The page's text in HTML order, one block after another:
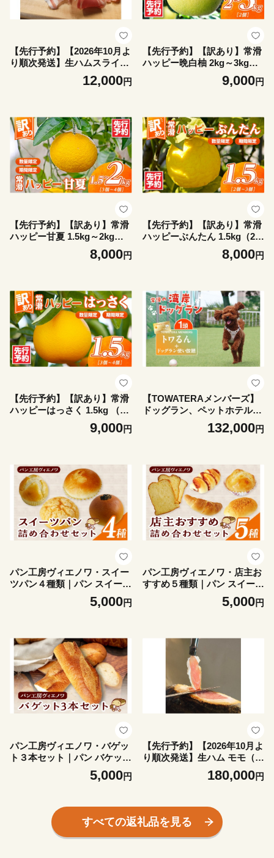
【先行予約】【2026年10月よ
り順次発送】生ハムスライス
《50g×3パック》ハモンテン
パク【長期熟成9ヵ月以上】
産 豚肉 スライス サラダ パー
ティー ワイン つまみ 家飲み
グルメ 冷蔵 愛知県 常滑市
12,000円
【先行予約】【訳あり】常滑
ハッピー晩白柚 2kg～3kg（2
個）｜果物 フルーツ 柑橘 ば
んぺいゆ バンペイユ 大きい
9,000円
【先行予約】【訳あり】常滑
ハッピー甘夏 1.5kg～2kg（3
～4個）｜常滑ハッピー甘夏
果物 みかん フルーツ ミカン
8,000円
【先行予約】【訳あり】常滑
ハッピーぶんたん 1.5kg（2～
3個）｜常滑ハッピーぶんた
ん 果物 みかん フルーツ ミカ
8,000円
【先行予約】【訳あり】常滑
ハッピーはっさく 1.5kg （3
～4個）｜ 果物 フルーツ 柑
橘 八朔 ハッサク みかん 訳あ
9,000円
【TOWATERAメンバーズ】
ドッグラン、ペットホテルな
どをお得に利用できる「トワ
るん」会員入会＋ドッグラン
ーシャンビュー 海沿い 観光
体験チケット プール トリミ
ング イベント ペットホテル
犬用ホテル カフェ ペット同
伴 犬連れ ドッグラン 愛犬 大
型犬 中型犬 小型犬 dog 利用
券 体験券 広い 屋内 屋外 雨
132,000円
パン工房ヴィエノワ・スイー
ツパン４種類｜パン スイーツ
メロンパン クリームパン あ
んぱん 牛乳パン 常滑牛乳 発
凍 人気 朝食 軽食 夜食 おや
つ ご褒美 愛知県 常滑市
5,000円
パン工房ヴィエノワ・店主お
すすめ５種類｜パン スイーツ
食パン ザルツシュタンゲン
塩バターロール 牛乳パン ウ
軽食 夜食 おやつ ご褒美 愛知
5,000円
パン工房ヴィエノワ・バゲッ
ト３本セット｜パン バケット
フランスパン アヒージョ チ
ーズフォンデュ 冷凍 人気 朝
5,000円
【先行予約】【2026年10月よ
り順次発送】生ハム モモ（ハ
モン）後脚【原木】6.5kg以
上 ハモンテンパク【長期熟成
く豚 熟成 後脚 ハモン ブロッ
ク 塊 原木 国産 豚肉 スライ
ス サラダ パーティー ワイン
180,000円
すべての返礼品を見る